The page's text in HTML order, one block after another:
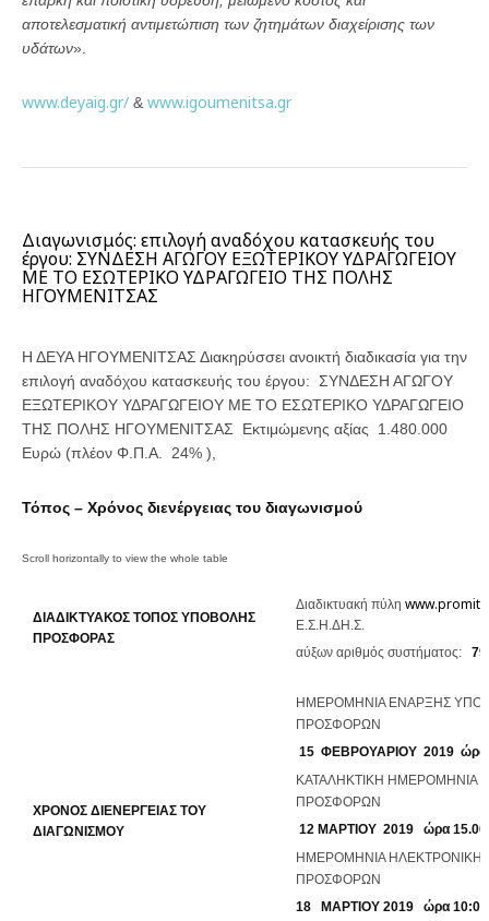
αποτελεσματική αντιμετώπιση των ζητημάτων διαχείρισης των
υδάτων».
www.deyaig.gr/ & www.igoumenitsa.gr
Διαγωνισμός: επιλογή αναδόχου κατασκευής του
έργου: ΣΥΝΔΕΣΗ ΑΓΩΓΟΥ ΕΞΩΤΕΡΙΚΟΥ ΥΔΡΑΓΩΓΕΙΟΥ
ΜΕ ΤΟ ΕΣΩΤΕΡΙΚΟ ΥΔΡΑΓΩΓΕΙΟ ΤΗΣ ΠΟΛΗΣ
ΗΓΟΥΜΕΝΙΤΣΑΣ
Η ΔΕΥΑ ΗΓΟΥΜΕΝΙΤΣΑΣ Διακηρύσσει ανοικτή διαδικασία για την
επιλογή αναδόχου κατασκευής του έργου: ΣΥΝΔΕΣΗ ΑΓΩΓΟΥ
ΕΞΩΤΕΡΙΚΟΥ ΥΔΡΑΓΩΓΕΙΟΥ ΜΕ ΤΟ ΕΣΩΤΕΡΙΚΟ ΥΔΡΑΓΩΓΕΙΟ
ΤΗΣ ΠΟΛΗΣ ΗΓΟΥΜΕΝΙΤΣΑΣ Εκτιμώμενης αξίας 1.480.000
Ευρώ (πλέον Φ.Π.Α. 24% ),
Τόπος – Χρόνος διενέργειας του διαγωνισμού
ΔΙΑΔΙΚΤΥΑΚΟΣ ΤΟΠΟΣ ΥΠΟΒΟΛΗΣ
ΠΡΟΣΦΟΡΑΣ
Διαδικτυακή πύλη
Ε.Σ.Η.ΔΗ.Σ.
αύξων αριθμός συστήματος:
7
ΧΡΟΝΟΣ ΔΙΕΝΕΡΓΕΙΑΣ ΤΟΥ
ΔΙΑΓΩΝΙΣΜΟΥ
ΗΜΕΡΟΜΗΝΙΑ ΕΝΑΡΞΗΣ
ΠΡΟΣΦΟΡΩΝ
15 ΦΕΒΡΟΥΑΡΙΟΥ 2019 ώρα
ΚΑΤΑΛΗΚΤΙΚΗ ΗΜΕΡΟΜΗΝΙΑ
ΠΡΟΣΦΟΡΩΝ
12 ΜΑΡΤΙΟΥ 2019 ώρα 15.00
ΗΜΕΡΟΜΗΝΙΑ
ΠΡΟΣΦΟΡΩΝ
18 ΜΑΡΤΙΟΥ 2019 ώρα 10:00